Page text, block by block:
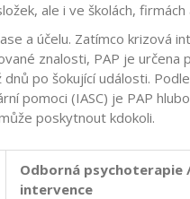
ale i ve školách,
a účelu. Zatímco krizová
znalosti, PAP je určena
po šokující události.
pomoci (IASC) je PAP
poskytnout kdokoli.
Odborná psychoterapie
intervence